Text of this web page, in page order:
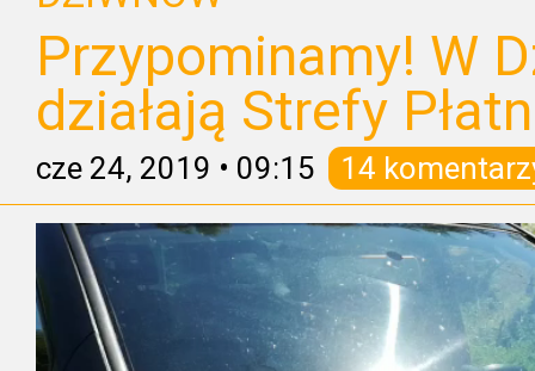
Przypominamy! W
działają Strefy
cze 24, 2019 • 09:15 14
Odtwarzacz
video